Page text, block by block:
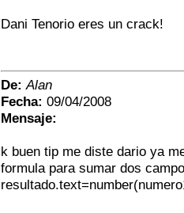
Dani Tenorio eres un crack!
De: Alan
Fecha: 09/04/2008
Mensaje:
k buen tip me diste dario ya
formula para sumar dos